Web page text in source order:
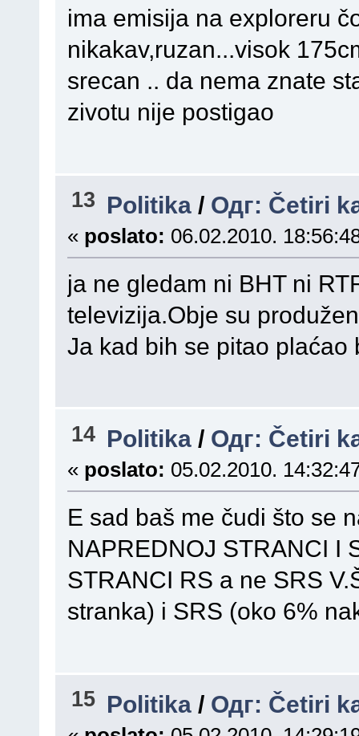
ima emisija na exploreru
nikakav,ruzan...visok
srecan .. da nema znate
zivotu nije postigao
13 Politika / Одг: Četiri
« poslato: 06.02.2010.
ja ne gledam ni BHT ni
televizija.Obje su
Ja kad bih se pitao plaćao
14 Politika / Одг: Četiri
« poslato: 05.02.2010.
E sad baš me čudi što se
NAPREDNOJ STRANCI I
STRANCI RS a ne SRS
stranka) i SRS (oko 6%
15 Politika / Одг: Četiri